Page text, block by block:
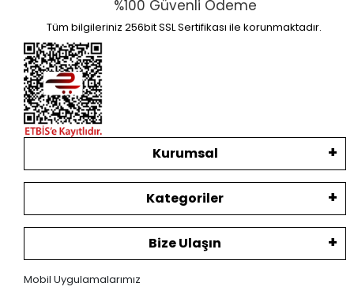
%100 Güvenli Ödeme
Tüm bilgileriniz 256bit SSL Sertifikası ile korunmaktadır.
Kurumsal
Kategoriler
Bize Ulaşın
Mobil Uygulamalarımız